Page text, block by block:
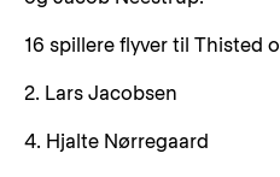
16 spillere flyver til Thisted
2. Lars Jacobsen
4. Hjalte Nørregaard